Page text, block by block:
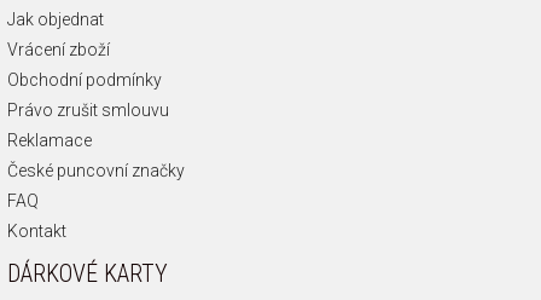
Jak objednat
Vrácení zboží
Obchodní podmínky
Právo zrušit smlouvu
Reklamace
České puncovní značky
FAQ
Kontakt
DÁRKOVÉ KARTY